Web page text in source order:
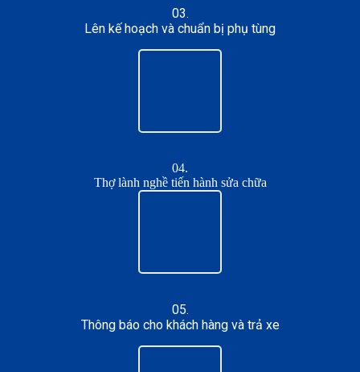
03.
Lên kế hoạch và chuẩn bị phụ tùng
04.
Thợ lành nghề tiến hành sửa chữa
05.
Thông báo cho khách hàng và trả xe